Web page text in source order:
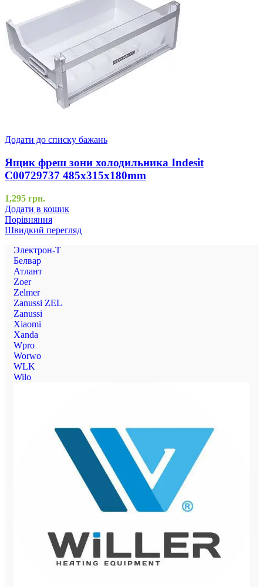
Додати до списку бажань
Ящик фреш зони холодильника Indesit
C00729737 485x315x180mm
1,295 грн.
Додати в кошик
Порівняння
Швидкий перегляд
Электрон-Т
Белвар
Атлант
Zoer
Zelmer
Zanussi ZEL
Zanussi
Xiaomi
Xanda
Wpro
Worwo
WLK
Wilo